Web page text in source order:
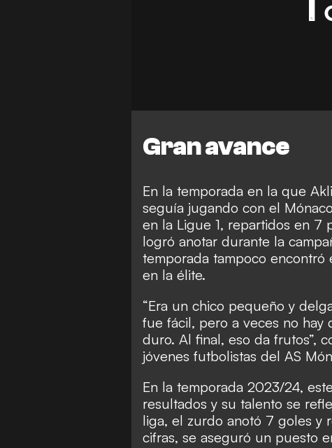
Gran avance
En la temporada en la que
seguía jugando con el
en la Ligue 1, repartidos en 7
logró anotar durante la
temporada tampoco
en la élite.
“Era un chico pequeño y
fue fácil, pero a veces no hay
duro. Al final, eso da frutos”,
jóvenes futbolistas del AS
En la temporada 2023/24,
resultados y su talento se
liga, el zurdo anotó 7 goles y
cifras, se aseguró un puesto